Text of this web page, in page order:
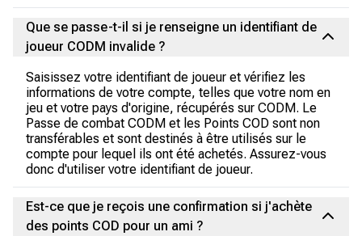
Que se passe-t-il si je renseigne un identifiant de
joueur CODM invalide ?
Saisissez votre identifiant de joueur et vérifiez les
informations de votre compte, telles que votre nom en
jeu et votre pays d'origine, récupérés sur CODM. Le
Passe de combat CODM et les Points COD sont non
transférables et sont destinés à être utilisés sur le
compte pour lequel ils ont été achetés. Assurez-vous
donc d'utiliser votre identifiant de joueur.
Est-ce que je reçois une confirmation si j'achète
des points COD pour un ami ?